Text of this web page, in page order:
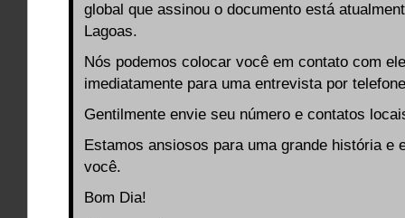
global que assinou o documento está
Lagoas.
Nós podemos colocar você em contato com ele
imediatamente para uma entrevista por
Gentilmente envie seu número e contatos
Estamos ansiosos para uma grande história e
você.
Bom Dia!